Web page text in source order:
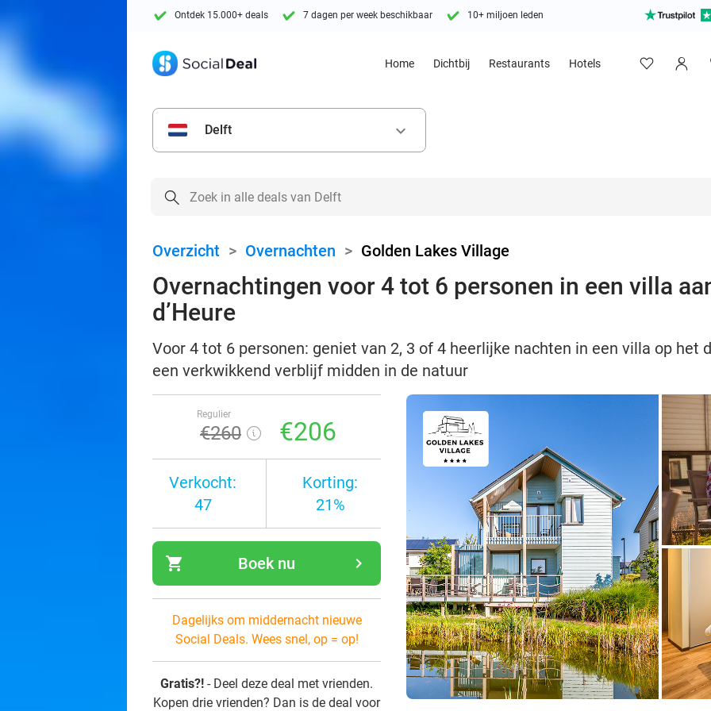
Ontdek 15.000+ deals 7 dagen per week beschikbaar 10+ miljoen leden
Home Dichtbij Restaurants Hotels
Delft keyboard_arrow_down
Overzicht > Overnachten > Golden Lakes Village
Overnachtingen voor 4 tot 6 personen in een villa
d’Heure
Voor 4 tot 6 personen: geniet van 2, 3 of 4 heerlijke nachten in een villa op het
een verkwikkend verblijf midden in de natuur
Regulier
€260 €206
Verkocht:
47
Korting:
21%
shopping_cart navigate_next
Boek nu
Dagelijks om middernacht nieuwe
Social Deals. Wees snel, op = op!
Gratis?! - Deel deze deal met vrienden.
Kopen drie vrienden? Dan is de deal voor